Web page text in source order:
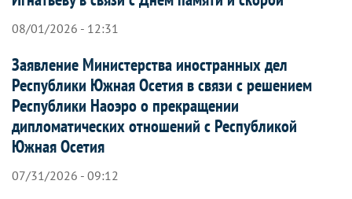
08/01/2026 - 12:31
Заявление Министерства иностранных дел
Республики Южная Осетия в связи с решением
Республики Наоэро о прекращении
дипломатических отношений с Республикой
Южная Осетия
07/31/2026 - 09:12